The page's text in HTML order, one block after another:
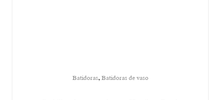
Batidoras, Batidoras de vaso